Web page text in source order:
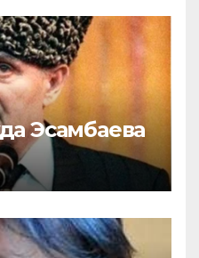
Эсамбаева